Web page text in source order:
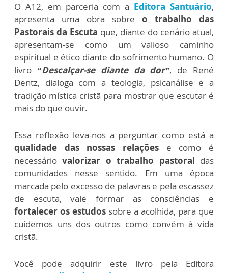
O A12, em parceria com a Editora Santuário,
apresenta uma obra sobre o trabalho das
Pastorais da Escuta que, diante do cenário atual,
apresentam-se como um valioso caminho
espiritual e ético diante do sofrimento humano. O
livro “Descalçar-se diante da dor”, de René
Dentz, dialoga com a teologia, psicanálise e a
tradição mística cristã para mostrar que escutar é
mais do que ouvir.
Essa reflexão leva-nos a perguntar como está a
qualidade das nossas relações e como é
necessáriovalorizar o trabalho pastoral das
comunidades nesse sentido. Em uma época
marcada pelo excesso de palavras e pela escassez
de escuta, vale formar as consciências e
fortalecer os estudos sobre a acolhida, para que
cuidemos uns dos outros como convém à vida
cristã.
Você pode adquirir este livro pela Editora